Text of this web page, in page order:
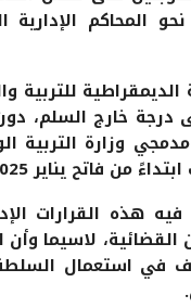
الإدارية
للتربية
خارج السلم،
وزارة التربية
من فاتح يناير 2025.
هذه القرارات
القضائية، لاسيما
في استعمال